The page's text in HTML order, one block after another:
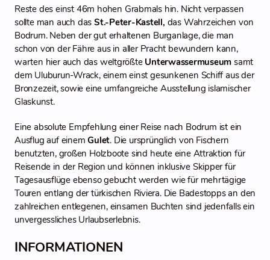
Reste des einst 46m hohen Grabmals hin. Nicht verpassen
sollte man auch das St.-Peter-Kastell, das Wahrzeichen von
Bodrum. Neben der gut erhaltenen Burganlage, die man
schon von der Fähre aus in aller Pracht bewundern kann,
warten hier auch das weltgrößte Unterwassermuseum samt
dem Uluburun-Wrack, einem einst gesunkenen Schiff aus der
Bronzezeit, sowie eine umfangreiche Ausstellung islamischer
Glaskunst.
Eine absolute Empfehlung einer Reise nach Bodrum ist ein
Ausflug auf einemGulet. Die ursprünglich von Fischern
benutzten, großen Holzboote sind heute eine Attraktion für
Reisende in der Region und können inklusive Skipper für
Tagesausflüge ebenso gebucht werden wie für mehrtägige
Touren entlang der türkischen Riviera. Die Badestopps an den
zahlreichen entlegenen, einsamen Buchten sind jedenfalls ein
unvergessliches Urlaubserlebnis.
INFORMATIONEN